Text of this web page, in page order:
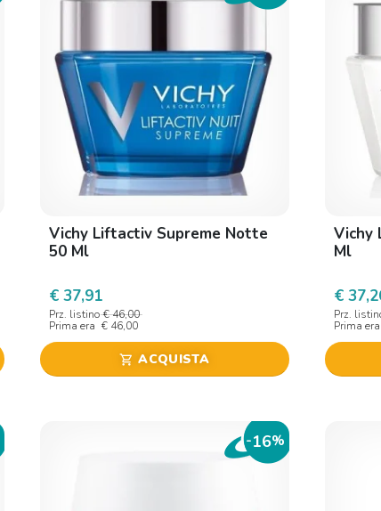
Vichy Liftactiv Supreme Notte
50 Ml
€ 37,91
Prz. listino € 46,00
Prima era € 46,00
shopping_cart ACQUISTA
Vichy
Ml
€
Prz.
Prima era
-16%